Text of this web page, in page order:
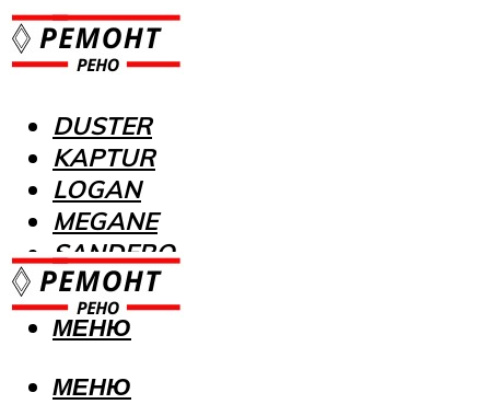
DUSTER
KAPTUR
LOGAN
MEGANE
SANDERO
МЕНЮ
МЕНЮ